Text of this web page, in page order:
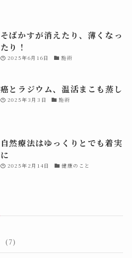
そばかすが消えたり、薄くなっ
たり！
2025年6月16日 施術
癌とラジウム、温活まこも蒸し
2025年3月3日 施術
自然療法はゆっくりとでも着実
に
2025年2月14日 健康のこと
(7)